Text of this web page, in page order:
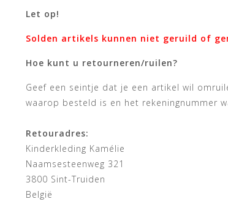
Let op!
Solden artikels kunnen niet geruild of
Hoe kunt u retourneren/ruilen?
Geef een seintje dat je een artikel wil
waarop besteld is en het rekeningnummer
Retouradres:
Kinderkleding Kamélie
Naamsesteenweg 321
3800 Sint-Truiden
België